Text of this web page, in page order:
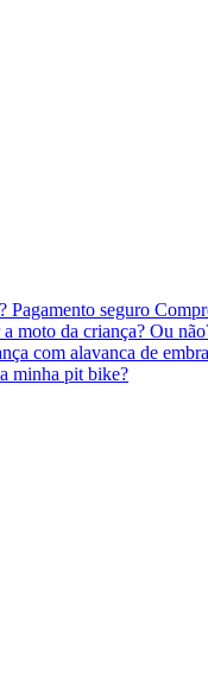
Pagamento seguro
moto da criança? Ou
com alavanca de
minha pit bike?